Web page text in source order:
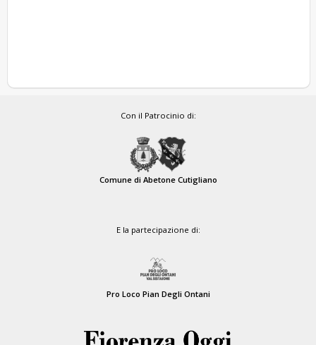
Con il Patrocinio di:
Comune di Abetone Cutigliano
E la partecipazione di:
Pro Loco Pian Degli Ontani